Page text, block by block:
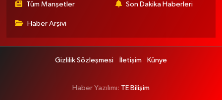
Tüm Manşetler Son Dakika Haberleri
Haber Arşivi
Gizlilik Sözleşmesi İletişim Künye
Haber Yazılımı: TE Bilişim